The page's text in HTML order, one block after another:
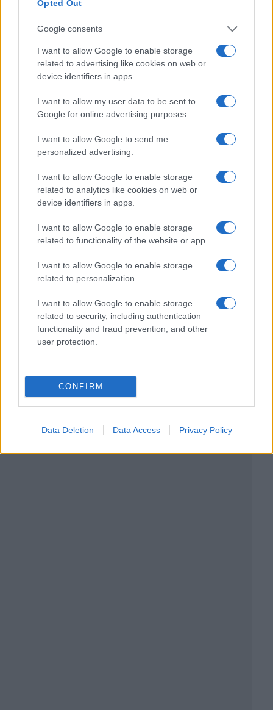
Opted Out
Google consents
I want to allow Google to enable storage
related to advertising like cookies on web or
device identifiers in apps.
I want to allow my user data to be sent to
Google for online advertising purposes.
I want to allow Google to send me
personalized advertising.
I want to allow Google to enable storage
related to analytics like cookies on web or
device identifiers in apps.
I want to allow Google to enable storage
related to functionality of the website or app.
I want to allow Google to enable storage
related to personalization.
I want to allow Google to enable storage
related to security, including authentication
functionality and fraud prevention, and other
user protection.
CONFIRM
Data Deletion Data Access Privacy Policy